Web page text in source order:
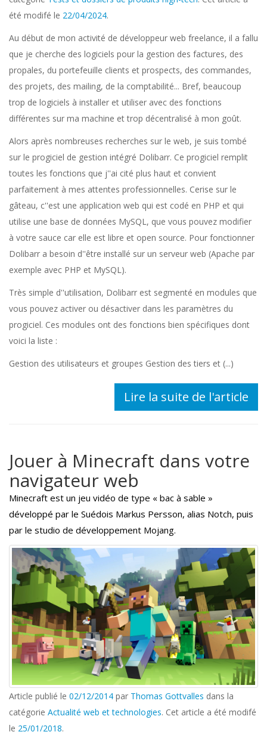
été modifé le 22/04/2024.
Au début de mon activité de développeur web freelance, il a fallu
que je cherche des logiciels pour la gestion des factures, des
propales, du portefeuille clients et prospects, des commandes,
des projets, des mailing, de la comptabilité... Bref, beaucoup
trop de logiciels à installer et utiliser avec des fonctions
différentes sur ma machine et trop décentralisé à mon goût.
Alors après nombreuses recherches sur le web, je suis tombé
sur le progiciel de gestion intégré Dolibarr. Ce progiciel remplit
toutes les fonctions que j''ai cité plus haut et convient
parfaitement à mes attentes professionnelles. Cerise sur le
gâteau, c''est une application web qui est codé en PHP et qui
utilise une base de données MySQL, que vous pouvez modifier
à votre sauce car elle est libre et open source. Pour fonctionner
Dolibarr a besoin d''être installé sur un serveur web (Apache par
exemple avec PHP et MySQL).
Très simple d''utilisation, Dolibarr est segmenté en modules que
vous pouvez activer ou désactiver dans les paramètres du
progiciel. Ces modules ont des fonctions bien spécifiques dont
voici la liste :
Gestion des utilisateurs et groupes Gestion des tiers et (...)
Lire la suite de l'article
Jouer à Minecraft dans votre
navigateur web
Minecraft est un jeu vidéo de type « bac à sable »
développé par le Suédois Markus Persson, alias Notch, puis
par le studio de développement Mojang.
Article publié le 02/12/2014 par Thomas Gottvalles dans la
catégorie Actualité web et technologies. Cet article a été modifé
le 25/01/2018.